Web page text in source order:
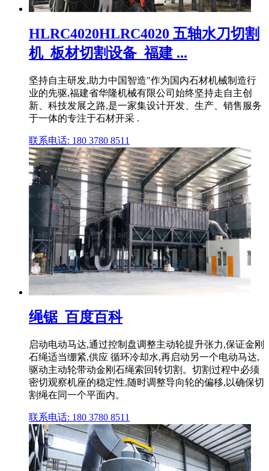
HLRC4020HLRC4020 五轴水刀切割
机_板材切割设备_福建 ...
坚持自主研发,助力中国智造"作为国内石材机械制造行
业的先驱,福建省华隆机械有限公司始终坚持走自主创
新、科技发展之路,是一家集设计开发、生产、销售服务
于一体的专注于石材开采 .
联系电话: 180 3780 8511
绳锯_百度百科
启动电动马达,通过控制盘调整主动轮提升张力,保证金刚
石绳适当绷紧,供应 循环冷却水,再启动另一个电动马达,
驱动主动轮带动金刚石绳索回转切割。切割过程中必须
密切观察机座的稳定性,随时调整导向轮的偏移,以确保切
割绳在同一个平面内。
联系电话: 180 3780 8511